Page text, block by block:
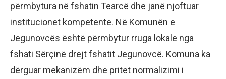
përmbytura në fshatin Tearcë dhe janë njoftuar
institucionet kompetente. Në Komunën e
Jegunovcës është përmbytur rruga lokale nga
fshati Sërçinë drejt fshatit Jegunovcë. Komuna ka
dërguar mekanizëm dhe pritet normalizimi i